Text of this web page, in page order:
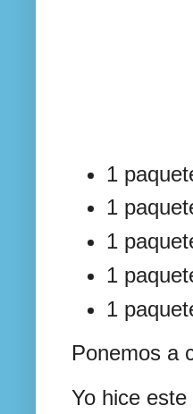
1
1
1
1
1
Ponemos a
Yo hice